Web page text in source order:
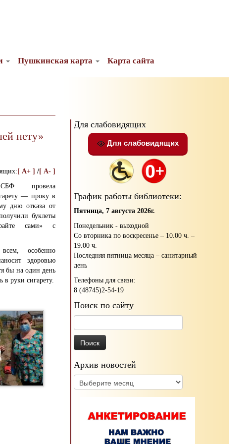
Пушкинская карта Карта сайта
нету»
[ A+ ] /[ A- ]
СБФ провела
— проку в
дню отказа от
буклеты
сами» с
всем, особенно
здоровью
бы на один день
в руки сигарету.
Для слабовидящих
Для слабовидящих
График работы библиотеки:
Пятница, 7 августа 2026г.
Понедельник - выходной
Со вторника по воскресенье – 10.00 ч. –
19.00 ч.
Последняя пятница месяца – санитарный
день
Телефоны для связи:
8 (48745)2-54-19
Поиск по сайту
Архив новостей
Архив
новостей